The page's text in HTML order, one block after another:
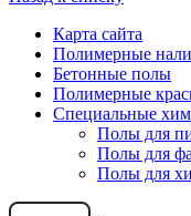
Карта сайта
Полимерные
Бетонные полы
Полимерные
Специальные
Полы для
Полы для
Полы для